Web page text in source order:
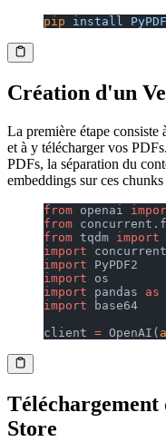
pip install
Création d'un
La première étape
et à y télécharger vos
PDFs, la séparation du
embeddings sur ces
from openai
from
from tqdm import
import concurrent
import PyPDF2
import os
import pandas as
import base64
client = OpenAI(
Téléchargement
Store